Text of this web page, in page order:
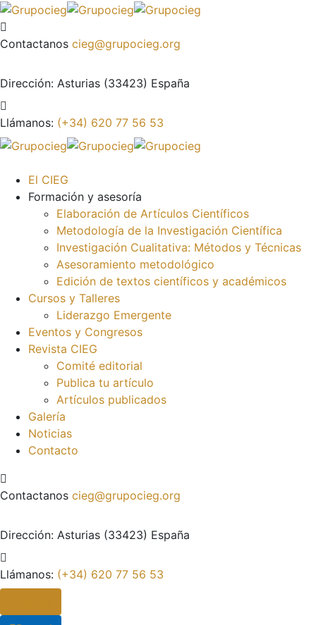
Contactanos cieg@grupocieg.org
Dirección: Asturias (33423) España
Llámanos: (+34) 620 77 56 53
El CIEG
Formación y asesoría
Elaboración de Artículos Científicos
Metodología de la Investigación Científica
Investigación Cualitativa: Métodos y Técnicas
Asesoramiento metodológico
Edición de textos científicos y académicos
Cursos y Talleres
Liderazgo Emergente
Eventos y Congresos
Revista CIEG
Comité editorial
Publica tu artículo
Artículos publicados
Galería
Noticias
Contacto
Contactanos cieg@grupocieg.org
Dirección: Asturias (33423) España
Llámanos: (+34) 620 77 56 53